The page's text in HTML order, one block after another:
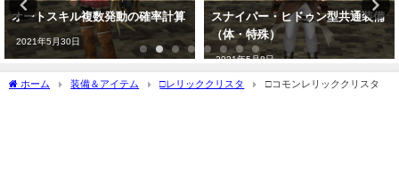
オートスキル複数発動の確率計算
2021年5月30日
スナイパー・ヒドゥン型共通装備
（体・特殊）
2021年5月8日
ホーム 装備＆アイテム □レリッククリスタ □コモンレリッククリスタ